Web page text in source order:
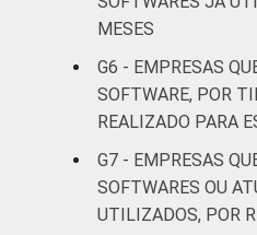
tabelas-de-
MESES
G6 - EMPRESAS
SOFTWARE, POR
REALIZADO PARA
G7 - EMPRESAS
SOFTWARES OU
UTILIZADOS, POR